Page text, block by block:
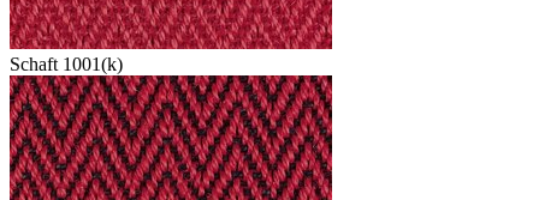
Schaft 1001(k)